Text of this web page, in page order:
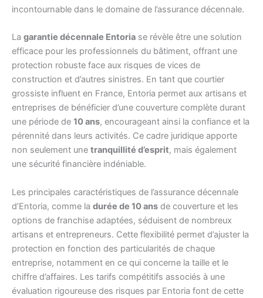
incontournable dans le domaine de l’assurance décennale.
La garantie décennale Entoria se révèle être une solution
efficace pour les professionnels du bâtiment, offrant une
protection robuste face aux risques de vices de
construction et d’autres sinistres. En tant que courtier
grossiste influent en France, Entoria permet aux artisans et
entreprises de bénéficier d’une couverture complète durant
une période de 10 ans, encourageant ainsi la confiance et la
pérennité dans leurs activités. Ce cadre juridique apporte
non seulement une tranquillité d’esprit, mais également
une sécurité financière indéniable.
Les principales caractéristiques de l’assurance décennale
d’Entoria, comme la durée de 10 ans de couverture et les
options de franchise adaptées, séduisent de nombreux
artisans et entrepreneurs. Cette flexibilité permet d’ajuster la
protection en fonction des particularités de chaque
entreprise, notamment en ce qui concerne la taille et le
chiffre d’affaires. Les tarifs compétitifs associés à une
évaluation rigoureuse des risques par Entoria font de cette